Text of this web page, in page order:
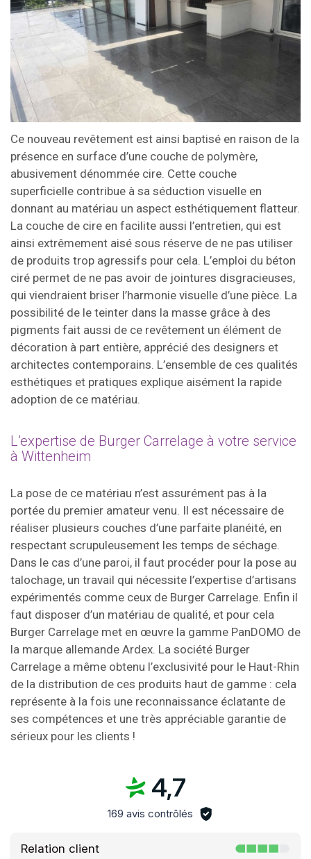
Ce nouveau revêtement est ainsi baptisé en raison de la
présence en surface d’une couche de polymère,
abusivement dénommée cire. Cette couche
superficielle contribue à sa séduction visuelle en
donnant au matériau un aspect esthétiquement flatteur.
La couche de cire en facilite aussi l’entretien, qui est
ainsi extrêmement aisé sous réserve de ne pas utiliser
de produits trop agressifs pour cela. L’emploi du béton
ciré permet de ne pas avoir de jointures disgracieuses,
qui viendraient briser l’harmonie visuelle d’une pièce. La
possibilité de le teinter dans la masse grâce à des
pigments fait aussi de ce revêtement un élément de
décoration à part entière, apprécié des designers et
architectes contemporains. L’ensemble de ces qualités
esthétiques et pratiques explique aisément la rapide
adoption de ce matériau.
L’expertise de Burger Carrelage à votre service
à Wittenheim
La pose de ce matériau n’est assurément pas à la
portée du premier amateur venu. Il est nécessaire de
réaliser plusieurs couches d’une parfaite planéité, en
respectant scrupuleusement les temps de séchage.
Dans le cas d’une paroi, il faut procéder pour la pose au
talochage, un travail qui nécessite l’expertise d’artisans
expérimentés comme ceux de Burger Carrelage. Enfin il
faut disposer d’un matériau de qualité, et pour cela
Burger Carrelage met en œuvre la gamme PanDOMO de
la marque allemande Ardex. La société Burger
Carrelage a même obtenu l’exclusivité pour le Haut-Rhin
de la distribution de ces produits haut de gamme : cela
représente à la fois une reconnaissance éclatante de
ses compétences et une très appréciable garantie de
sérieux pour les clients !
4,7
169 avis contrôlés
Relation client